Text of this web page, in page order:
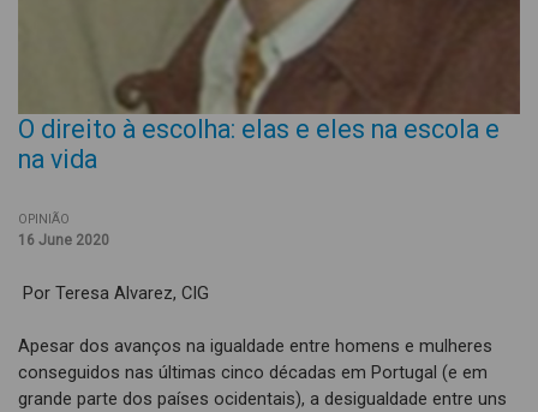
O direito à escolha: elas e eles na escola e
na vida
OPINIÃO
16 June 2020
Por Teresa Alvarez, CIG
Apesar dos avanços na igualdade entre homens e mulheres
conseguidos nas últimas cinco décadas em Portugal (e em
grande parte dos países ocidentais), a desigualdade entre uns